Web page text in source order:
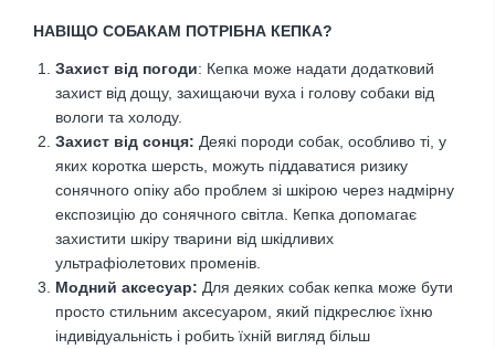
НАВІЩО СОБАКАМ ПОТРІБНА КЕПКА?
Захист від погоди: Кепка може надати додатковий
захист від дощу, захищаючи вуха і голову собаки від
вологи та холоду.
Захист від сонця: Деякі породи собак, особливо ті, у
яких коротка шерсть, можуть піддаватися ризику
сонячного опіку або проблем зі шкірою через надмірну
експозицію до сонячного світла. Кепка допомагає
захистити шкіру тварини від шкідливих
ультрафіолетових променів.
Модний аксесуар: Для деяких собак кепка може бути
просто стильним аксесуаром, який підкреслює їхню
індивідуальність і робить їхній вигляд більш